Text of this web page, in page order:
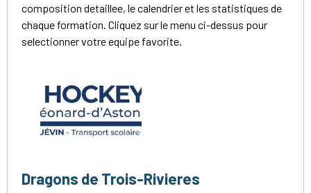
composition detaillee, le calendrier et les statistiques de
chaque formation. Cliquez sur le menu ci-dessus pour
selectionner votre equipe favorite.
Dragons de Trois-Rivieres